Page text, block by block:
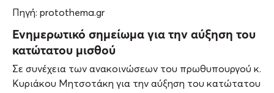
Πηγή: protothema.gr
Ενημερωτικό σημείωμα για την αύξηση του
κατώτατου μισθού
Σε συνέχεια των ανακοινώσεων του πρωθυπουργού κ.
Κυριάκου Μητσοτάκη για την αύξηση του κατώτατου